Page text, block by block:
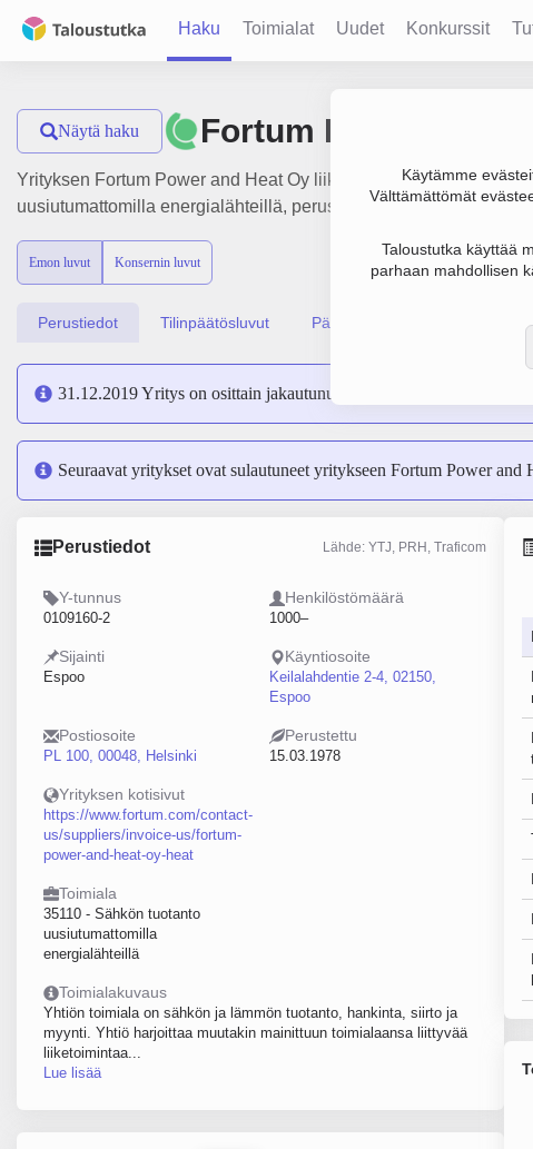
Haku Toimialat Uudet Konkurssit
Käytämme
Välttämättömät
Taloustutka käyttää
parhaan mahdollisen
Näytä haku Fortum Power and
Yrityksen Fortum Power and Heat Oy liikevaihto on 1.6 mrd. €,
uusiutumattomilla energialähteillä, perustamisvuosi 1978 ja
Emon luvut Konsernin luvut
Perustiedot Tilinpäätösluvut Päättäjätiedot
31.12.2019 Yritys on osittain jakautunut seuraaviin yrityksiin:
Seuraavat yritykset ovat sulautuneet yritykseen Fortum Power and
Perustiedot Lähde: YTJ, PRH, Traficom
Y-tunnus
0109160-2
Henkilöstömäärä
1000–
Sijainti
Espoo
Käyntiosoite
Keilalahdentie 2-4, 02150,
Espoo
Postiosoite
PL 100, 00048, Helsinki
Perustettu
15.03.1978
Yrityksen kotisivut
https://www.fortum.com/contact-
us/suppliers/invoice-us/fortum-
power-and-heat-oy-heat
Toimiala
35110 - Sähkön tuotanto
uusiutumattomilla
energialähteillä
Toimialakuvaus
Yhtiön toimiala on sähkön ja lämmön tuotanto, hankinta, siirto ja
myynti. Yhtiö harjoittaa muutakin mainittuun toimialaansa liittyvää
liiketoimintaa...
Lue lisää